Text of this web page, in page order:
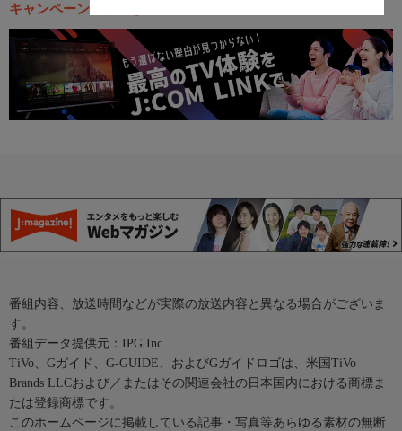
キャンペーン・お得な情報
番組内容、放送時間などが実際の放送内容と異なる場合がございま
す。
番組データ提供元：IPG Inc.
TiVo、Gガイド、G-GUIDE、およびGガイドロゴは、米国TiVo
Brands LLCおよび／またはその関連会社の日本国内における商標ま
たは登録商標です。
このホームページに掲載している記事・写真等あらゆる素材の無断